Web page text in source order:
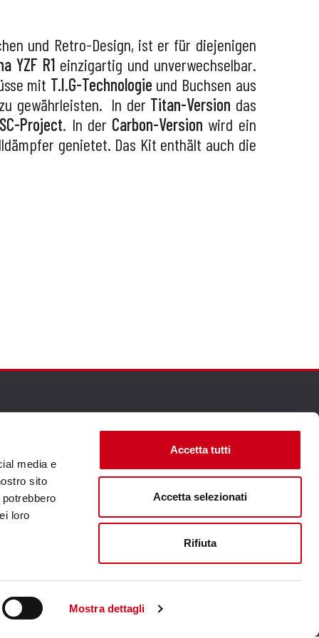
media e
sito
loro
Mostra dettagli
Accetta tutti
Accetta selezionati
Rifiuta
und Retro-Design, ist er für diejenigen
YZF R1 einzigartig und unverwechselbar.
mit T.I.G-Technologie und Buchsen aus
gewährleisten. In der Titan-Version das
SC-Project. In der Carbon-Version wird ein
genietet. Das Kit enthält auch die
Unternehmenswebsite aufsuchen